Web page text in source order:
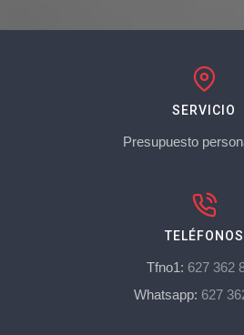
SERVICIO
Presupuesto
TELÉFONOS
Tfno1: 627 362
Whatsapp: 627